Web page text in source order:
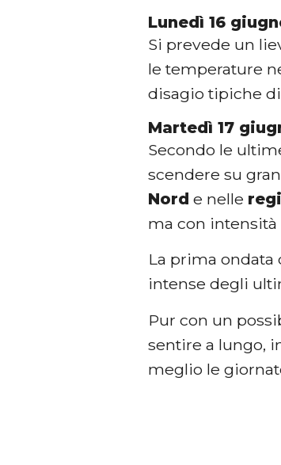
Lunedì 16
Si prevede un
le temperature
disagio tipiche di
Martedì 17
Secondo le
scendere su
Nord e nelle
ma con
La prima ondata
intense degli
Pur con un
sentire a lungo,
meglio le